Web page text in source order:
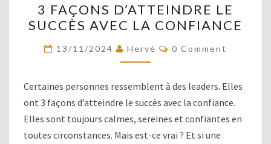
FAÇONS
D’ATTEINDRE
LE
SUCCÈS
3 FAÇONS D’ATTEINDRE LE
SUCCÈS AVEC LA CONFIANCE
13/11/2024 Hervé COMMENTS
0 Comment
Certaines personnes ressemblent à des leaders. Elles
ont 3 façons d’atteindre le succès avec la confiance.
Elles sont toujours calmes, sereines et confiantes en
toutes circonstances. Mais est-ce vrai ? Et si une